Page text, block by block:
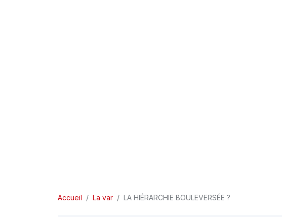
Accueil La var LA HIÉRARCHIE BOULEVERSÉE ?